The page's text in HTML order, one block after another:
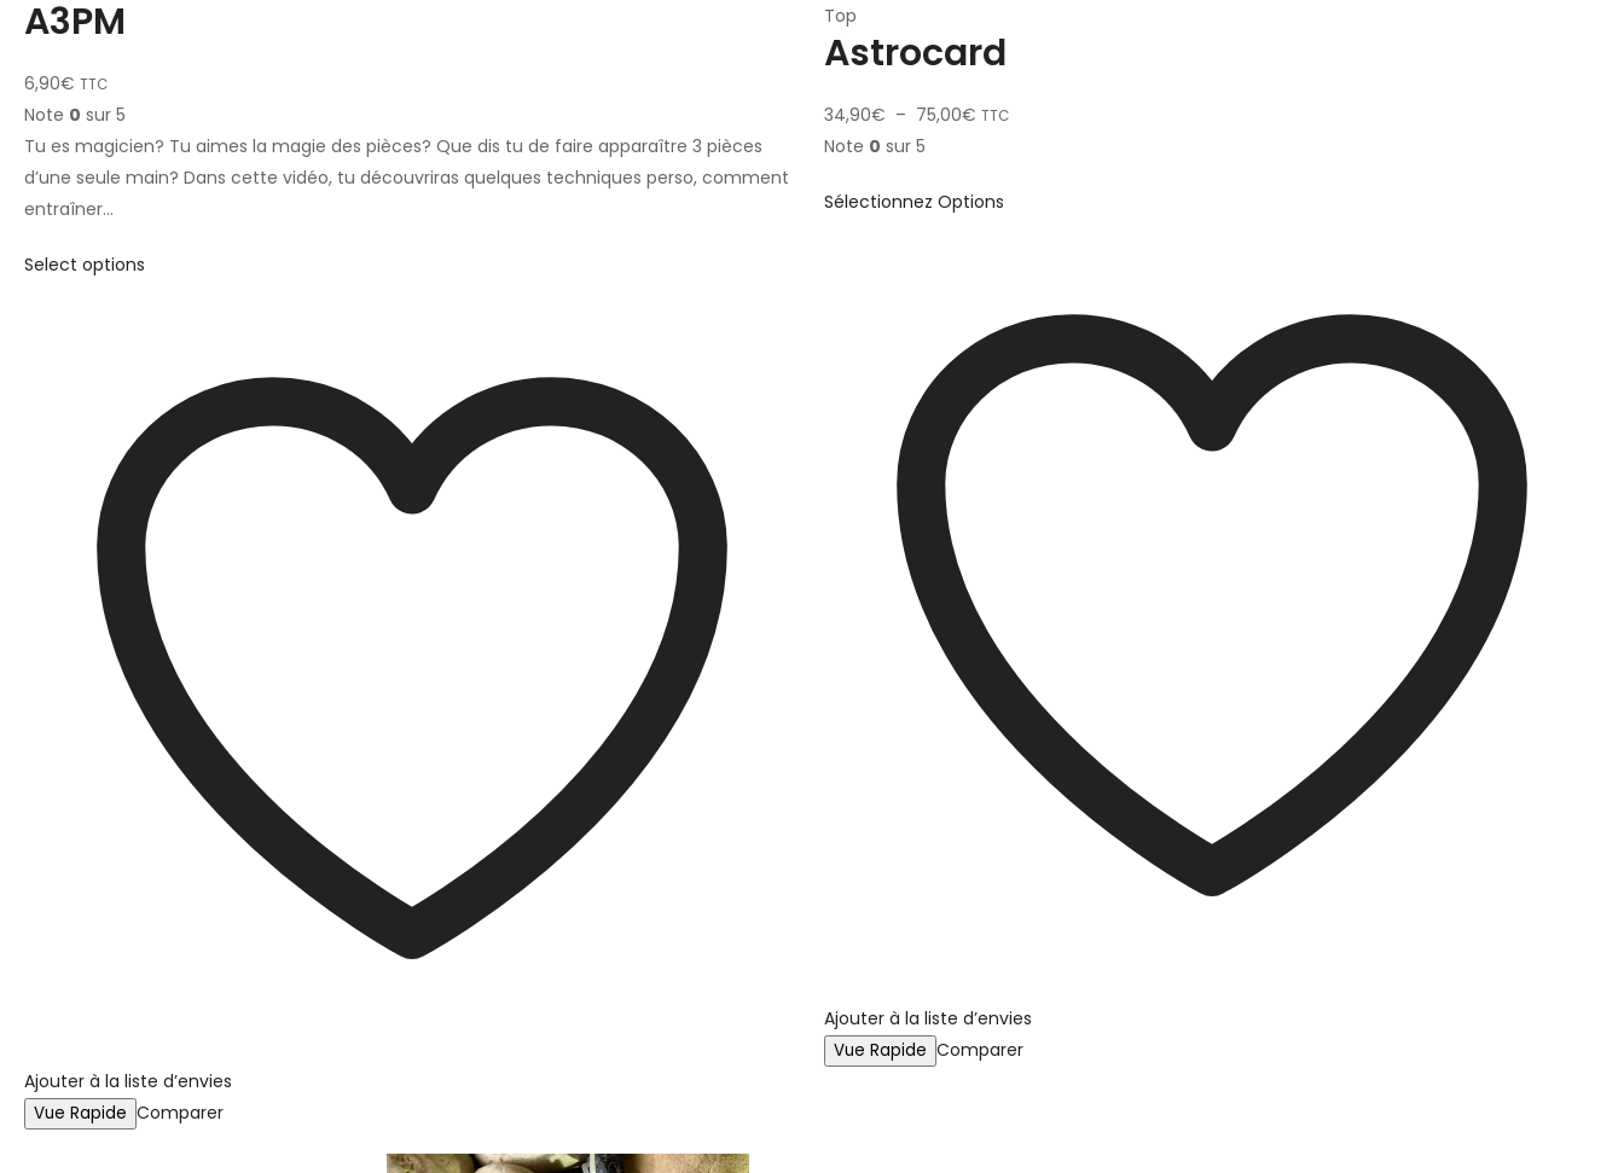
A3PM
6,90€ TTC
Note 0 sur 5
Tu es magicien? Tu aimes la magie des pièces? Que dis tu de faire apparaître 3 pièces
d’une seule main? Dans cette vidéo, tu découvriras quelques techniques perso, comment
entraîner…
Select options
Ajouter à la liste d’envies
Vue Rapide Comparer
Top
Astrocard
34,90€ – 75,00€ TTC
Note 0 sur 5
Sélectionnez Options
Ajouter à la liste d’envies
Vue Rapide Comparer